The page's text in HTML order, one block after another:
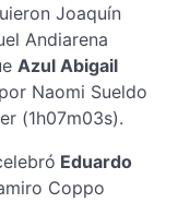
Joaquín
Andiarena
Azul Abigail
Naomi Sueldo
(1h07m03s).
Eduardo
Coppo